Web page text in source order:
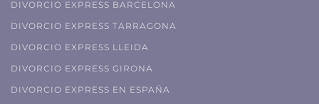
DIVORCIO EXPRESS BARCELONA
DIVORCIO EXPRESS TARRAGONA
DIVORCIO EXPRESS LLEIDA
DIVORCIO EXPRESS GIRONA
DIVORCIO EXPRESS EN ESPAÑA